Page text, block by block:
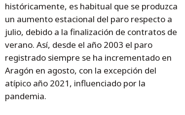
históricamente, es habitual que se produzca
un aumento estacional del paro respecto a
julio, debido a la finalización de contratos de
verano. Así, desde el año 2003 el paro
registrado siempre se ha incrementado en
Aragón en agosto, con la excepción del
atípico año 2021, influenciado por la
pandemia.